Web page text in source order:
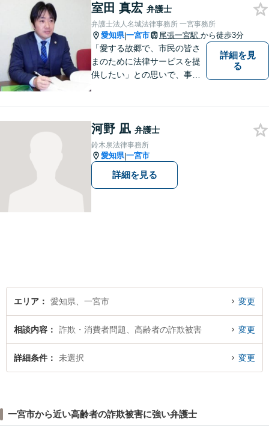
ラブル（相続、遺言等）・犯
罪被害者対応を主に取り扱っ
ております
室田 真宏 弁護士
弁護士法人名城法律事務所 一宮事務所
愛知県|一宮市 尾張一宮駅 から徒歩3分
「愛する故郷で、市民の皆さ
まのために法律サービスを提
供したい」との思いで、事務
れたとき、ご自身の力ではど
うしようもできない場合、法
律の力があなたをお助けしま
す。
詳細を見
る
河野 凪 弁護士
鈴木泉法律事務所
愛知県|一宮市
詳細を見る
エリア 愛知県、一宮市 変更
相談内容 詐欺・消費者問題、高齢者の詐欺被害 変更
詳細条件 未選択 変更
一宮市から近い高齢者の詐欺被害に強い弁護士